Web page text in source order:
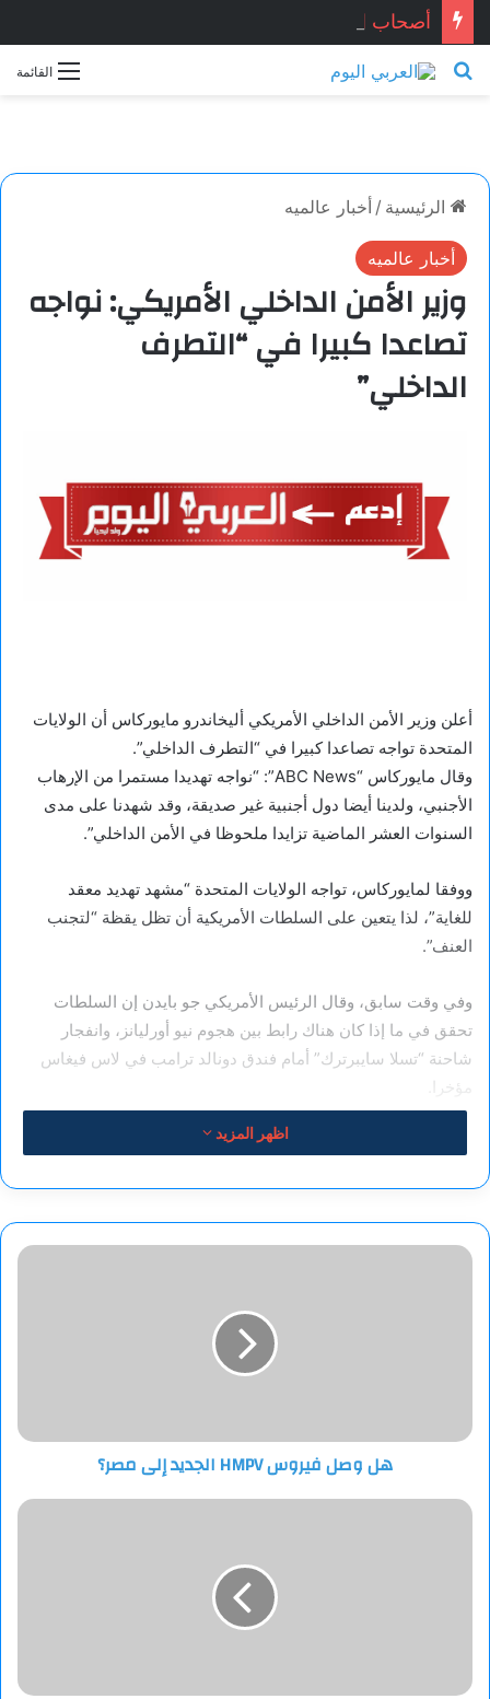
أصحاب الحياد.. بقلم الأديب التونسي: معز ماني
القائمة بحث عن
الرئيسية / أخبار عالميه
أخبار عالميه
وزير الأمن الداخلي الأمريكي: نواجه
تصاعدا كبيرا في “التطرف
الداخلي”
أعلن وزير الأمن الداخلي الأمريكي أليخاندرو مايوركاس أن الولايات
المتحدة تواجه تصاعدا كبيرا في “التطرف الداخلي”.
وقال مايوركاس “ABC News”: “نواجه تهديدا مستمرا من الإرهاب
الأجنبي، ولدينا أيضا دول أجنبية غير صديقة، وقد شهدنا على مدى
السنوات العشر الماضية تزايدا ملحوظا في الأمن الداخلي”.
ووفقا لمايوركاس، تواجه الولايات المتحدة “مشهد تهديد معقد
للغاية”، لذا يتعين على السلطات الأمريكية أن تظل يقظة “لتجنب
العنف”.
وفي وقت سابق، وقال الرئيس الأمريكي جو بايدن إن السلطات
تحقق في ما إذا كان هناك رابط بين هجوم نيو أورليانز، وانفجار
شاحنة “تسلا سايبرترك” أمام فندق دونالد ترامب في لاس فيغاس
مؤخرا.
من جهته، ذكر المياردير الأمريكي إيلون ماسك في تدوينة أن الانفجار
هناك ارتباط بينهما بطريقة ما.
اظهر المزيد
هل
هل وصل فيروس HMPV الجديد إلى مصر؟
مطالبات